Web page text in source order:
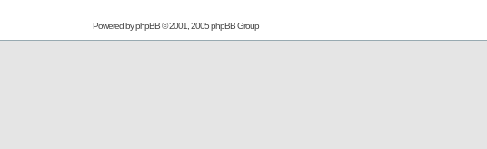
Powered byphpBB© 2001, 2005 phpBB Group